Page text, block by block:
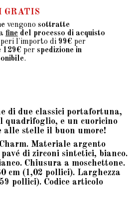
GRATIS
vengono sottratte
fine del processo di acquisto
l'importo di 99€ per
129€ per spedizione in
.
di due classici portafortuna,
quadrifoglio, e un cuoricino
stelle il buon umore!
Materiale argento
di zirconi sintetici, bianco.
Chiusura a moschettone.
cm (1,02 pollici). Larghezza
pollici). Codice articolo